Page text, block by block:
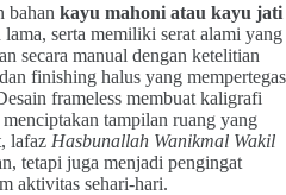
bahan kayu mahoni atau kayu jati
serta memiliki serat alami yang
secara manual dengan ketelitian
finishing halus yang mempertegas
frameless membuat kaligrafi
tampilan ruang yang
lafaz Hasbunallah Wanikmal Wakil
tetapi juga menjadi pengingat
aktivitas sehari-hari.